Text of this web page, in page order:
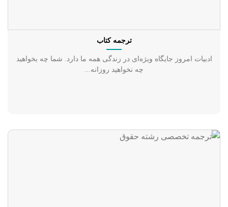
ترجمه کتاب
ادبیات امروز جایگاه ویژه‌ای در زندگی همه ما دارد. شما چه بخواهید
چه نخواهید روزانه...